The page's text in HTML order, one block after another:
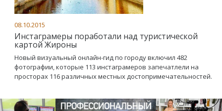
08.10.2015
Инстаграмеры поработали над туристической
картой Жироны
Новый визуальный онлайн-гид по городу включил 482
фотографии, которые 113 инстаграмеров запечатлели на
просторах 116 различных местных достопримечательностей.